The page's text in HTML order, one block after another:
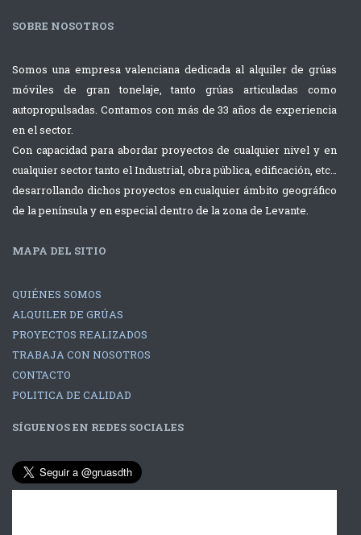
SOBRE NOSOTROS
Somos una empresa valenciana dedicada al alquiler de grúas
móviles de gran tonelaje, tanto grúas articuladas como
autopropulsadas. Contamos con más de 33 años de experiencia
en el sector.
Con capacidad para abordar proyectos de cualquier nivel y en
cualquier sector tanto el Industrial, obra pública, edificación, etc…
desarrollando dichos proyectos en cualquier ámbito geográfico
de la península y en especial dentro de la zona de Levante.
MAPA DEL SITIO
QUIÉNES SOMOS
ALQUILER DE GRÚAS
PROYECTOS REALIZADOS
TRABAJA CON NOSOTROS
CONTACTO
POLITICA DE CALIDAD
SÍGUENOS EN REDES SOCIALES